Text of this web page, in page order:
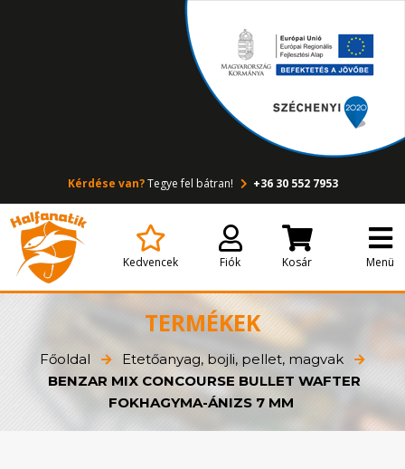
Kérdése van?Tegye fel bátran! +36 30 552 7953
Kedvencek Fiók Kosár Menü
TERMÉKEK
Főoldal
Etetőanyag, bojli, pellet, magvak
BENZAR MIX CONCOURSE BULLET WAFTER
FOKHAGYMA-ÁNIZS 7 MM